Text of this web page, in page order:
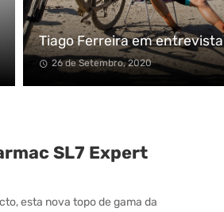
Tiago Ferreira em entrevista
26 de Setembro, 2020
SL7 Expert
esta nova topo de gama da